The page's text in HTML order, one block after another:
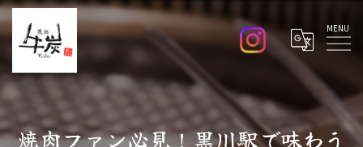
Menu
焼肉ファン必見！黒川駅で味わう